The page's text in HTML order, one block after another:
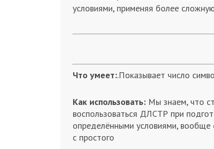
условиями, применяя более
Что умеет:.Показывает число
Как использовать: Мы знаем, что
воспользоваться ДЛСТР при
определёнными условиями, вообще
с простого